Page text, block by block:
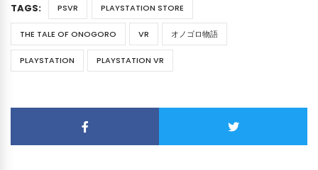
TAGS: PSVR PLAYSTATION STORE
THE TALE OF ONOGORO VR オノゴロ物語
PLAYSTATION PLAYSTATION VR